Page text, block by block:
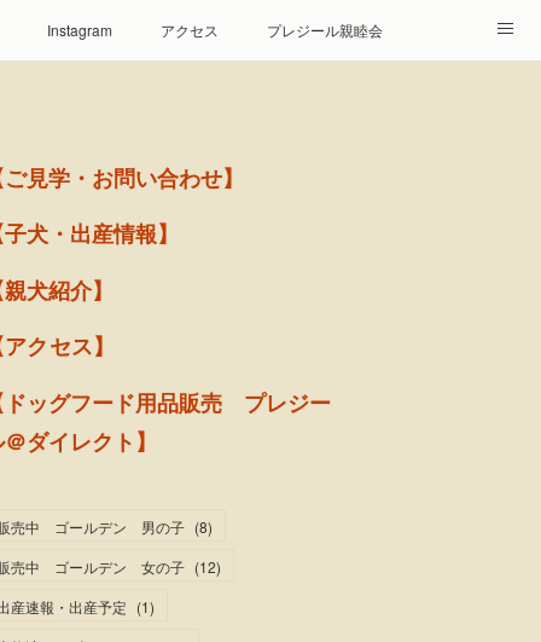
Instagram アクセス プレジール親睦会
見学・お問い合わせ】
犬・出産情報】
犬紹介】
クセス】
ドッグフード用品販売 プレジー
ダイレクト】
売中 ゴールデン 男の子 (8)
売中 ゴールデン 女の子 (12)
産速報・出産予定 (1)